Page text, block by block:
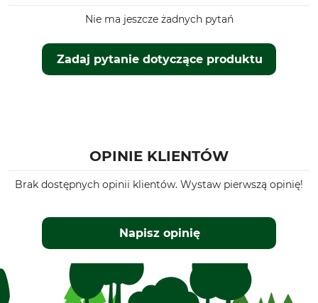
Zadaj pytanie dotyczące produktu
Nie ma jeszcze żadnych pytań
OPINIE KLIENTÓW
Brak dostępnych opinii klientów. Wystaw pierwszą opinię!
Napisz opinię